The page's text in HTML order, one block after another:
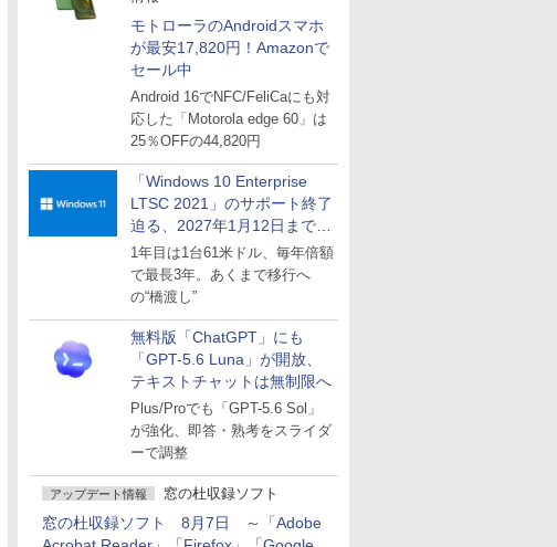
モトローラのAndroidスマホ
が最安17,820円！Amazonで
セール中
Android 16でNFC/FeliCaにも対
応した「Motorola edge 60」は
25％OFFの44,820円
「Windows 10 Enterprise
LTSC 2021」のサポート終了
迫る、2027年1月12日まで
～ESUは9月1日から販売
1年目は1台61米ドル、毎年倍額
で最長3年。あくまで移行へ
の“橋渡し”
無料版「ChatGPT」にも
「GPT-5.6 Luna」が開放、
テキストチャットは無制限へ
Plus/Proでも「GPT-5.6 Sol」
が強化、即答・熟考をスライダ
ーで調整
アップデート情報 窓の杜収録ソフト
窓の杜収録ソフト 8月7日 ～「Adobe